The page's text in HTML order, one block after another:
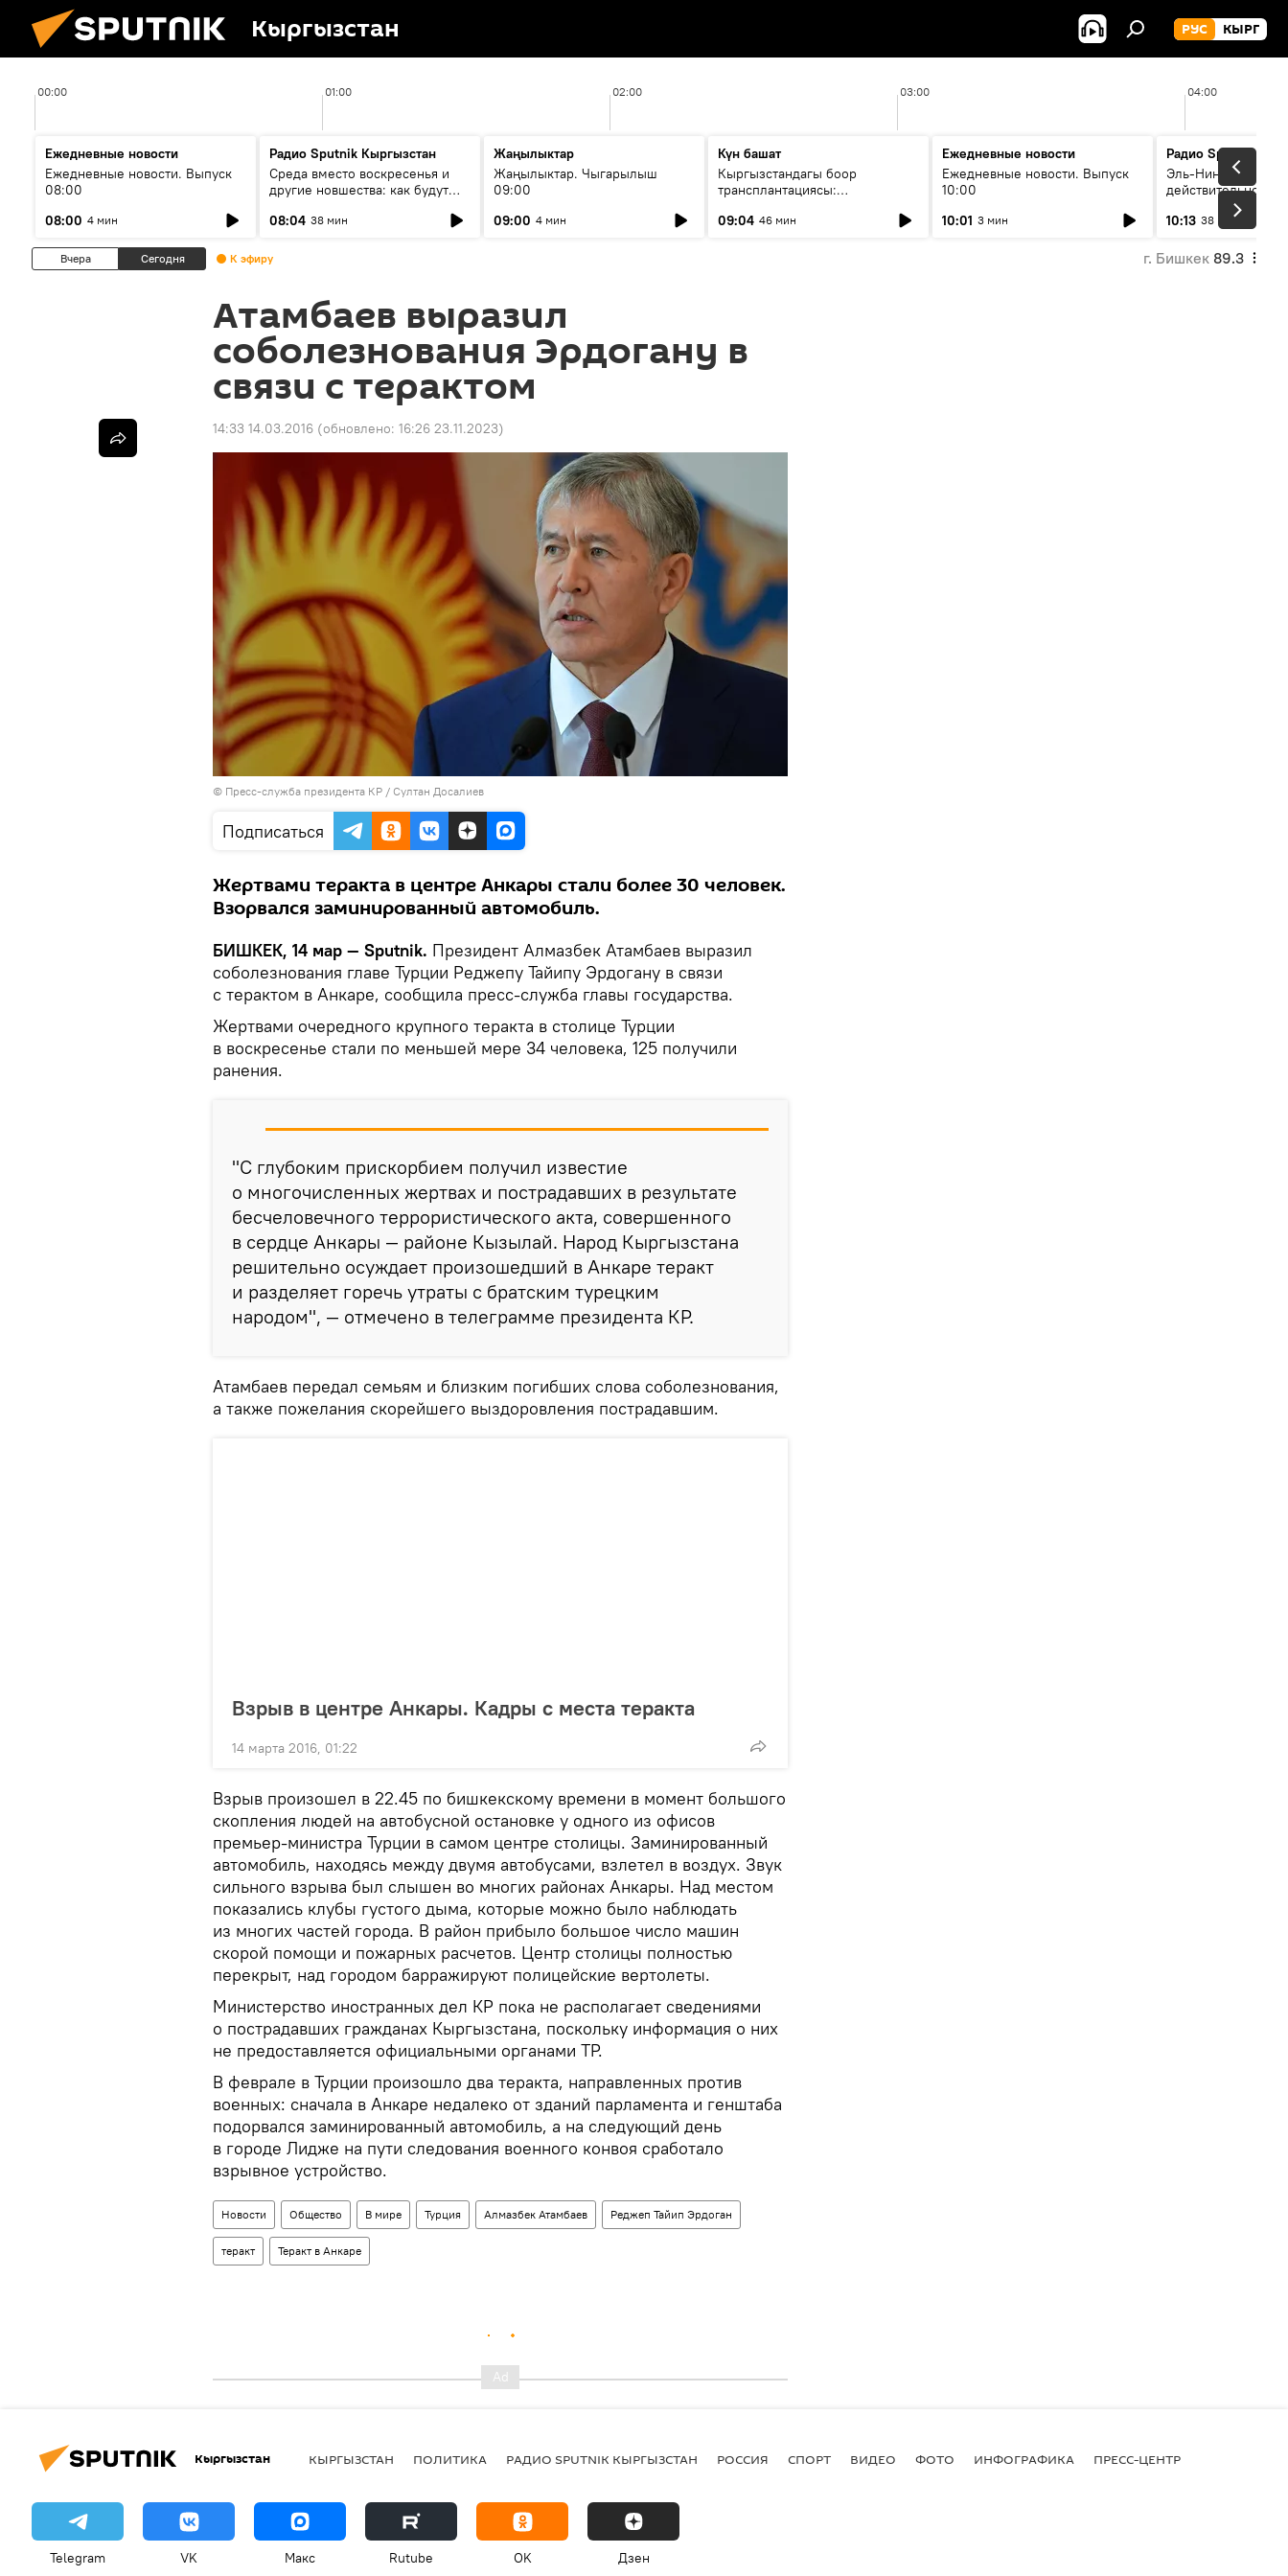
Кыргызстан РУС КЫРГ
00:00 01:00 02:00 03:00 04:00
Ежедневные новости
Ежедневные новости. Выпуск
08:00
08:00 4 мин
Радио Sputnik Кыргызстан
Среда вместо воскресенья и
другие новшества: как будут
08:04 38 мин
Жаңылыктар
Жаңылыктар. Чыгарылыш
09:00
09:00 4 мин
Күн башат
Кыргызстандагы боор
трансплантациясы:
келечеги
09:04 46 мин
Ежедневные новости
Ежедневные новости. Выпуск
10:00
10:01 3 мин
Радио Sputnik
Эль-Ниньо, жара и
действительно
погоду в
10:13 38 мин
Вчера Сегодня К эфиру г. Бишкек 89.3
Атамбаев выразил
соболезнования Эрдогану в
связи с терактом
14:33 14.03.2016 (обновлено: 16:26 23.11.2023)
© Пресс-служба президента КР / Султан Досалиев
Подписаться
Жертвами теракта в центре Анкары стали более 30 человек.
Взорвался заминированный автомобиль.
БИШКЕК, 14 мар — Sputnik. Президент Алмазбек Атамбаев выразил
соболезнования главе Турции Реджепу Тайипу Эрдогану в связи
с терактом в Анкаре, сообщила пресс-служба главы государства.
Жертвами очередного крупного теракта в столице Турции
в воскресенье стали по меньшей мере 34 человека, 125 получили
ранения.
"С глубоким прискорбием получил известие
о многочисленных жертвах и пострадавших в результате
бесчеловечного террористического акта, совершенного
в сердце Анкары — районе Кызылай. Народ Кыргызстана
решительно осуждает произошедший в Анкаре теракт
и разделяет горечь утраты с братским турецким
народом", — отмечено в телеграмме президента КР.
Атамбаев передал семьям и близким погибших слова соболезнования,
а также пожелания скорейшего выздоровления пострадавшим.
Взрыв в центре Анкары. Кадры с места теракта
14 марта 2016, 01:22
Взрыв произошел в 22.45 по бишкекскому времени в момент большого
скопления людей на автобусной остановке у одного из офисов
премьер-министра Турции в самом центре столицы. Заминированный
автомобиль, находясь между двумя автобусами, взлетел в воздух. Звук
сильного взрыва был слышен во многих районах Анкары. Над местом
показались клубы густого дыма, которые можно было наблюдать
из многих частей города. В район прибыло большое число машин
скорой помощи и пожарных расчетов. Центр столицы полностью
перекрыт, над городом барражируют полицейские вертолеты.
Министерство иностранных дел КР пока не располагает сведениями
о пострадавших гражданах Кыргызстана, поскольку информация о них
не предоставляется официальными органами ТР.
В феврале в Турции произошло два теракта, направленных против
военных: сначала в Анкаре недалеко от зданий парламента и генштаба
подорвался заминированный автомобиль, а на следующий день
в городе Лидже на пути следования военного конвоя сработало
взрывное устройство.
Новости Общество В мире Турция Алмазбек Атамбаев Реджеп Тайип Эрдоган
теракт Теракт в Анкаре
Кыргызстан КЫРГЫЗСТАН ПОЛИТИКА РАДИО SPUTNIK КЫРГЫЗСТАН РОССИЯ СПОРТ ВИДЕО ФОТО ИНФОГРАФИКА ПРЕСС-ЦЕНТР
Telegram VK Макс Rutube OK Дзен